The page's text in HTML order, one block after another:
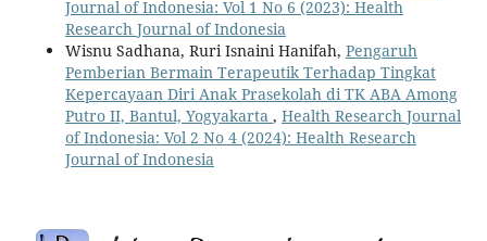
Journal of Indonesia: Vol 1 No 6 (2023): Health
Research Journal of Indonesia
Wisnu Sadhana, Ruri Isnaini Hanifah, Pengaruh
Pemberian Bermain Terapeutik Terhadap Tingkat
Kepercayaan Diri Anak Prasekolah di TK ABA Among
Putro II, Bantul, Yogyakarta , Health Research Journal
of Indonesia: Vol 2 No 4 (2024): Health Research
Journal of Indonesia